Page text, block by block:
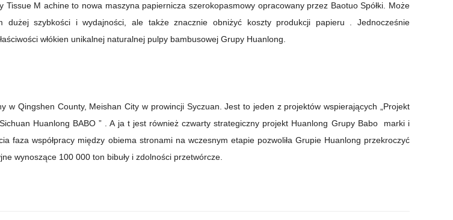
Tissue M achine to nowa maszyna papiernicza szerokopasmowy opracowany przez Baotuo Spółki. Może
dużej szybkości i wydajności, ale także znacznie obniżyć koszty produkcji papieru
Jednocześnie
włókien unikalnej naturalnej pulpy bambusowej Grupy Huanlong.
w Qingshen County, Meishan City w prowincji Syczuan. Jest to jeden z projektów wspierających „Projekt
Sichuan Huanlong BABO” .A ja t jest również czwarty strategiczny projekt Huanlong Grupy Babo
marki i
faza współpracy między obiema stronami na wczesnym etapie pozwoliła Grupie Huanlong przekroczyć
wynoszące 100 000 ton bibuły i zdolności przetwórcze.